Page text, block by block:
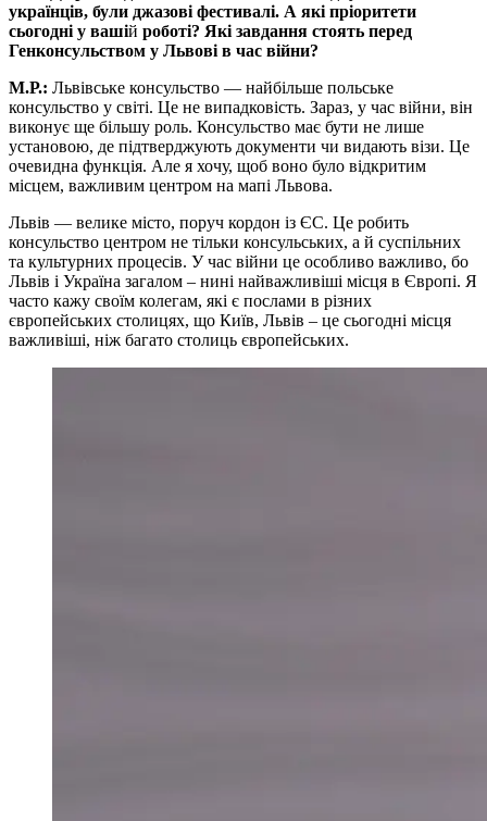
українців, були джазові фестивалі. А які пріоритети
сьогодні у вашій роботі? Які завдання стоять перед
Генконсульством у Львові в час війни?
М.Р.: Львівське консульство — найбільше польське
консульство у світі. Це не випадковість. Зараз, у час війни, він
виконує ще більшу роль. Консульство має бути не лише
установою, де підтверджують документи чи видають візи. Це
очевидна функція. Але я хочу, щоб воно було відкритим
місцем, важливим центром на мапі Львова.
Львів — велике місто, поруч кордон із ЄС. Це робить
консульство центром не тільки консульських, а й суспільних
та культурних процесів. У час війни це особливо важливо, бо
Львів і Україна загалом – нині найважливіші місця в Європі. Я
часто кажу своїм колегам, які є послами в різних
європейських столицях, що Київ, Львів – це сьогодні місця
важливіші, ніж багато столиць європейських.